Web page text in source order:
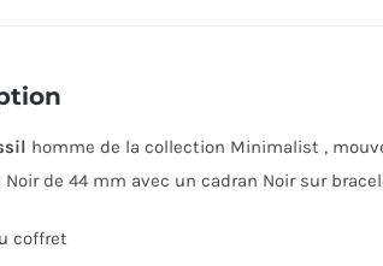
homme de la collection Minimalist ,
Noir de 44 mm avec un cadran Noir sur
coffret